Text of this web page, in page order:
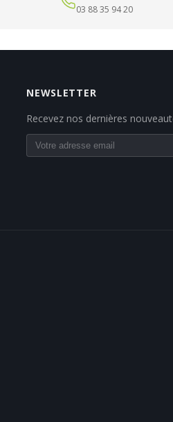
03 88 35 94 20
NEWSLETTER
Recevez nos dernières